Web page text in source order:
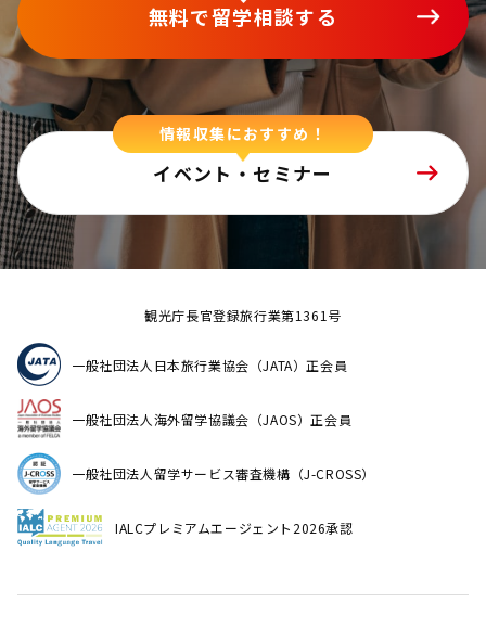
無料で留学相談する
情報収集におすすめ！
イベント・セミナー
観光庁長官登録旅行業第1361号
一般社団法人日本旅行業協会（JATA）正会員
一般社団法人海外留学協議会（JAOS）正会員
一般社団法人留学サービス審査機構（J-CROSS）
IALCプレミアムエージェント2026承認